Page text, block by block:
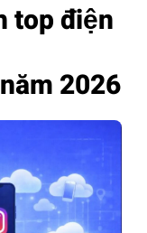
top điện
2026